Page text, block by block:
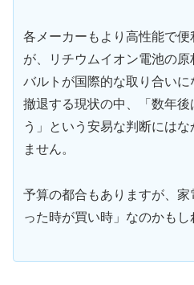
各メーカーもより高性能で
が、リチウムイオン電池の
バルトが国際的な取り合い
撤退する現状の中、「数年
う」という安易な判断には
ません。
予算の都合もありますが、
った時が買い時」なのかもし